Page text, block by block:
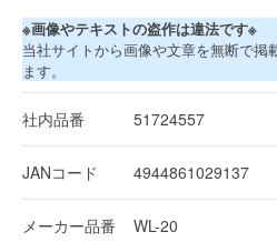
※画像やテキストの盗作は違法です※
当社サイトから画像や文章を無断で掲
ます。
社内品番 51724557
JANコード 4944861029137
メーカー品番 WL-20